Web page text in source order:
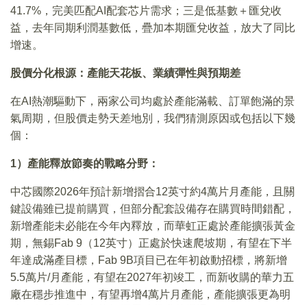
41.7%，完美匹配AI配套芯片需求；三是低基數＋匯兌收
益，去年同期利潤基數低，疊加本期匯兌收益，放大了同比
增速。
股價分化根源：產能天花板、業績彈性與預期差
在AI熱潮驅動下，兩家公司均處於產能滿載、訂單飽滿的景
氣周期，但股價走勢天差地別，我們猜測原因或包括以下幾
個：
1）產能釋放節奏的戰略分野：
中芯國際2026年預計新增摺合12英寸約4萬片月產能，且關
鍵設備雖已提前購買，但部分配套設備存在購買時間錯配，
新增產能未必能在今年內釋放，而華虹正處於產能擴張黃金
期，無錫Fab 9（12英寸）正處於快速爬坡期，有望在下半
年達成滿產目標，Fab 9B項目已在年初啟動招標，將新增
5.5萬片/月產能，有望在2027年初竣工，而新收購的華力五
廠在穩步推進中，有望再增4萬片月產能，產能擴張更為明